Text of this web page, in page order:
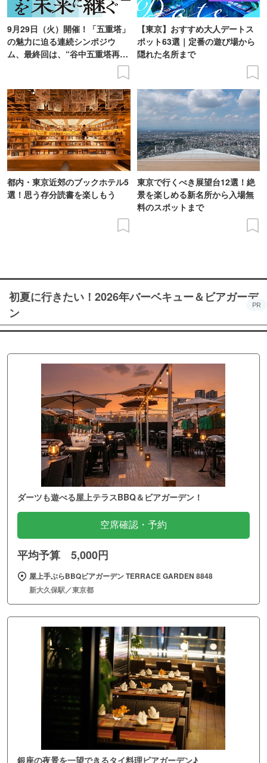
9月29日（火）開催！「五重塔」
の魅力に迫る連続シンポジウ
ム、最終回は、“谷中五重塔再建
【東京】おすすめ大人デートス
ポット63選｜定番の遊び場から
隠れた名所まで
都内・東京近郊のブックホテル5
選！思う存分読書を楽しもう
東京で行くべき展望台12選！絶
景を楽しめる新名所から入場無
料のスポットまで
初夏に行きたい！2026年バーベキュー＆ビアガーデ
ン
PR
ダーツも遊べる屋上テラスBBQ＆ビアガーデン！
空席確認・予約
平均予算 5,000円
屋上手ぶらBBQビアガーデン TERRACE GARDEN 8848
新大久保駅／東京都
銀座の夜景を一望できるタイ料理ビアガーデン♪